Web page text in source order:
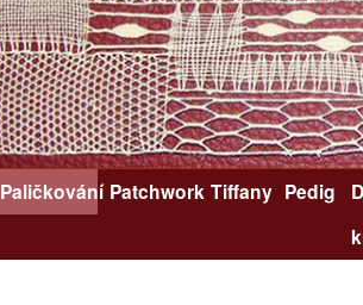
Paličkování Patchwork Tiffany Pedig